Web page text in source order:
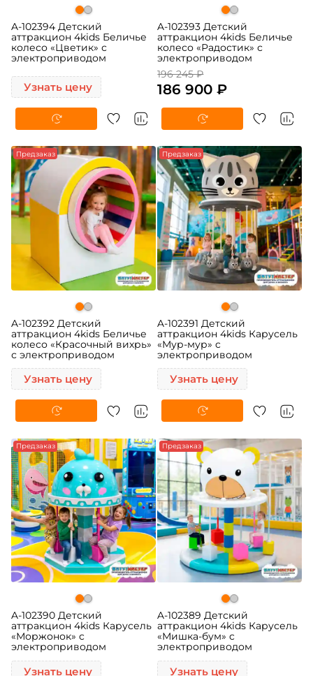
A-102394 Детский
аттракцион 4kids Беличье
колесо «Цветик» с
электроприводом
Узнать цену
A-102393 Детский
аттракцион 4kids Беличье
колесо «Радостик» с
электроприводом
196 245 ₽
186 900 ₽
Предзаказ
A-102392 Детский
аттракцион 4kids Беличье
колесо «Красочный вихрь»
с электроприводом
Узнать цену
Предзаказ
A-102391 Детский
аттракцион 4kids Карусель
«Мур-мур» c
электроприводом
Узнать цену
Предзаказ
A-102390 Детский
аттракцион 4kids Карусель
«Моржонок» c
электроприводом
Узнать цену
Предзаказ
A-102389 Детский
аттракцион 4kids Карусель
«Мишка-бум» c
электроприводом
Узнать цену